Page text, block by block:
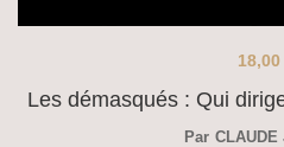
Les démasqués : Qui
18,00
Par CLAUDE